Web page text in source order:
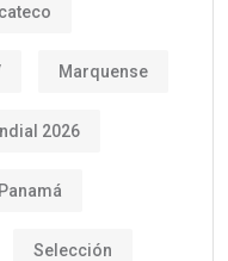
Marquense
2026
Panamá
Selección